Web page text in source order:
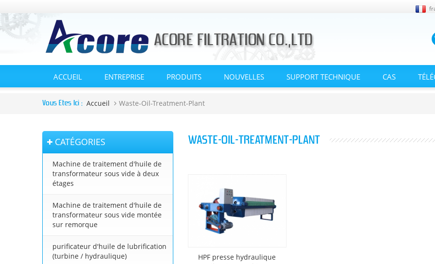
ACCUEIL ENTREPRISE PRODUITS NOUVELLES SUPPORT TECHNIQUE CAS
Vous Êtes Ici : Accueil Waste-Oil-Treatment-Plant
CATÉGORIES
Machine de traitement d'huile de
transformateur sous vide à deux
étages
Machine de traitement d'huile de
transformateur sous vide montée
sur remorque
purificateur d'huile de lubrification
(turbine / hydraulique)
WASTE-OIL-TREATMENT-PLANT
HPF presse hydraulique